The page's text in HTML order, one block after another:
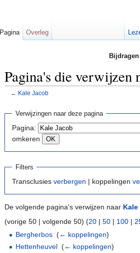
Pagina's die verwijzen
← Kale Jacob
Verwijzingen naar deze pagina
Pagina:
omkeren
Filters
Transclusies verbergen | koppelingen
De volgende pagina's verwijzen naar
(vorige 50 | volgende 50) (20 | 50 | 100 |
Bergherbos ‎(← koppelingen)
Hettenheuvel ‎(← koppelingen)
Pagina Overleg